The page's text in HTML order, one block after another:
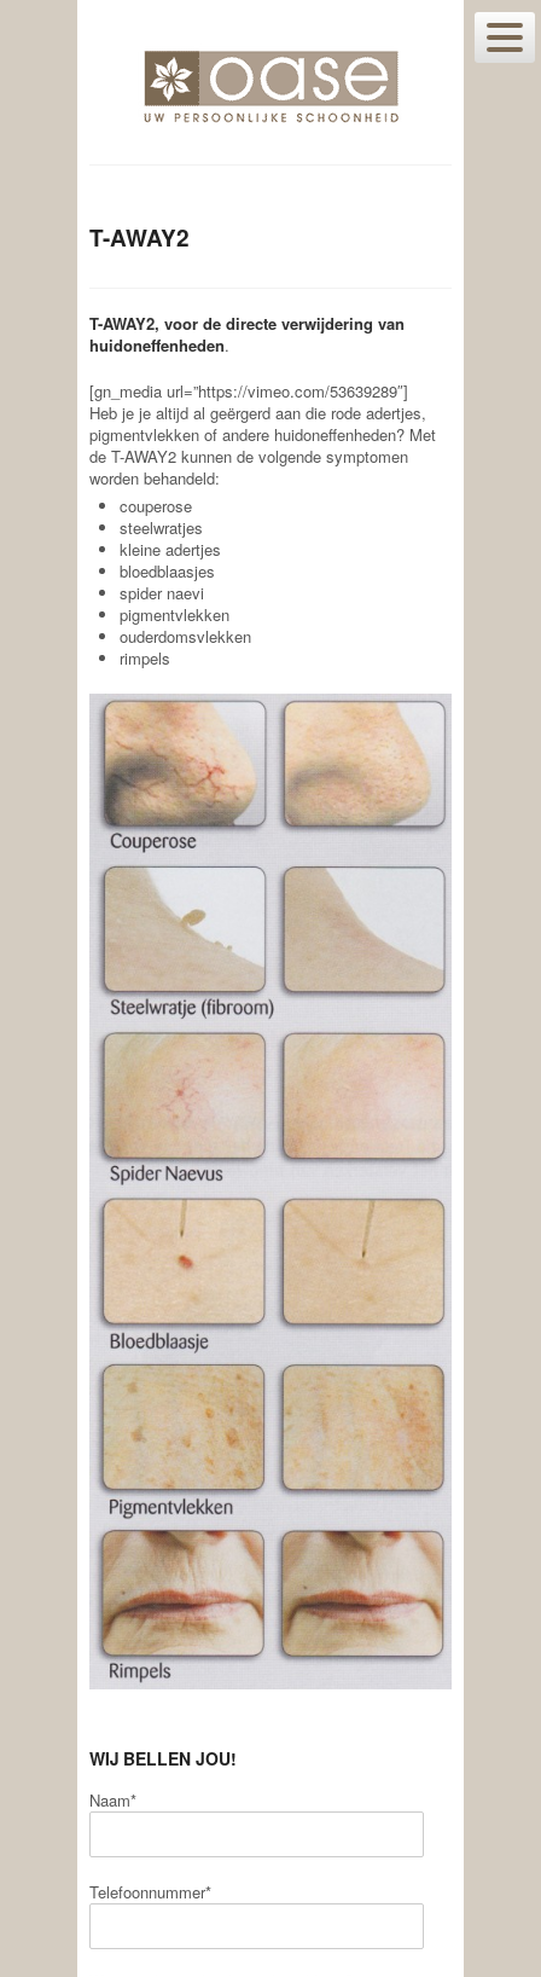
T-AWAY2
T-AWAY2, voor de directe verwijdering van
huidoneffenheden.
[gn_media url=”https://vimeo.com/53639289″]
Heb je je altijd al geërgerd aan die rode adertjes,
pigmentvlekken of andere huidoneffenheden? Met
de T-AWAY2 kunnen de volgende symptomen
worden behandeld:
couperose
steelwratjes
kleine adertjes
bloedblaasjes
spider naevi
pigmentvlekken
ouderdomsvlekken
rimpels
WIJ BELLEN JOU!
Naam*
Telefoonnummer*